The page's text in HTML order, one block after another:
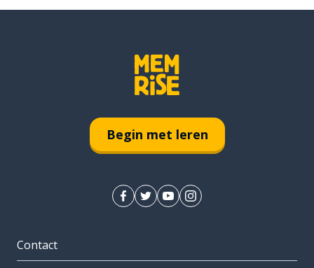
Begin met leren
Contact